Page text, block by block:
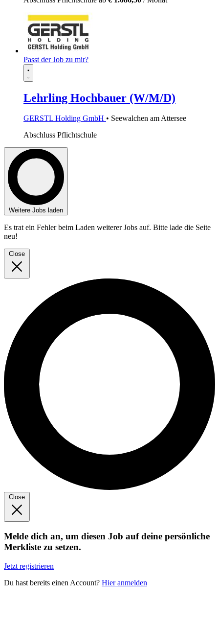
Passt der Job zu mir?
Lehrling Hochbauer (W/M/D)
GERSTL Holding GmbH • Seewalchen am Attersee
Abschluss Pflichtschule
Weitere Jobs laden
Es trat ein Fehler beim Laden weiterer Jobs auf. Bitte lade die Seite
neu!
Close
Close
Melde dich an, um diesen Job auf deine persönliche
Merkliste zu setzen.
Jetzt registrieren
Du hast bereits einen Account? Hier anmelden